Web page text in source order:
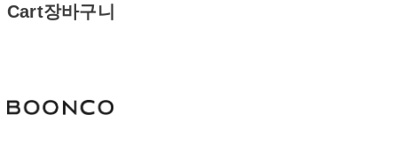
Cart장바구니